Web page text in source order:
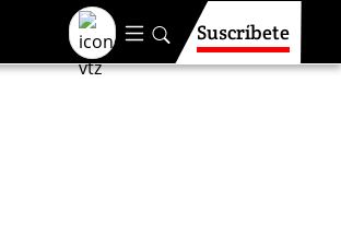
Suscríbete